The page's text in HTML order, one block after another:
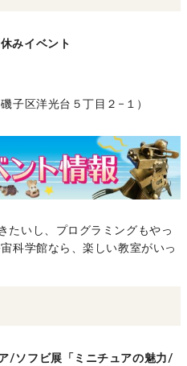
みイベント
子区洋光台５丁目２−１）
たいし、プログラミングもやっ
科学館なら、楽しい教室がいっ
/ソフビ展「ミニチュアの魅力/